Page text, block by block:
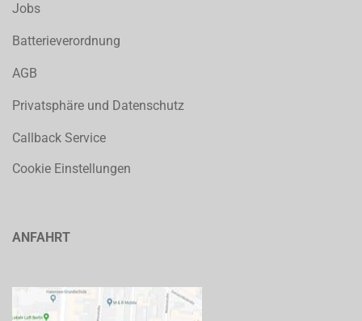
Jobs
Batterieverordnung
AGB
Privatsphäre und Datenschutz
Callback Service
Cookie Einstellungen
ANFAHRT